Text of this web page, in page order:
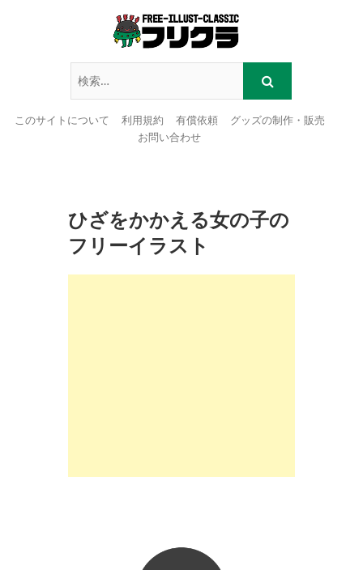
このサイトについて 利用規約 有償依頼
グッズの制作・販売
お問い合わせ
ひざをかかえる女の子の
フリーイラスト